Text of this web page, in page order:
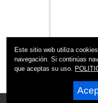
Este sitio web utiliza
navegación. Si continúas
que aceptas su uso.